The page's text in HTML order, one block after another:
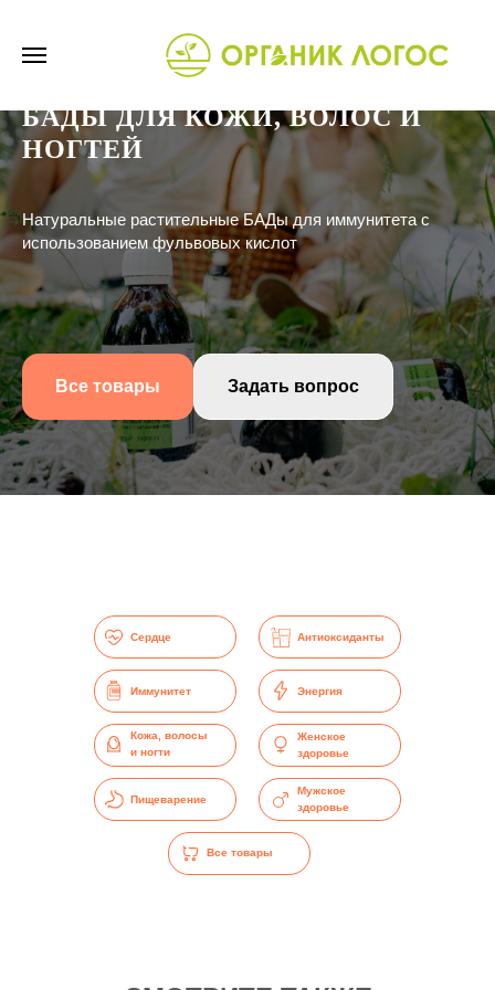
БАДЫ ДЛЯ КОЖИ, ВОЛОС И
НОГТЕЙ
Натуральные растительные БАДы для иммунитета с
использованием фульвовых кислот
Все товары Задать вопрос
Все товары
Сердце
Энергия
Кожа, волосы
и ногти
Мужское
здоровье
Иммунитет
Пищеварение
Женское
здоровье
Антиоксиданты